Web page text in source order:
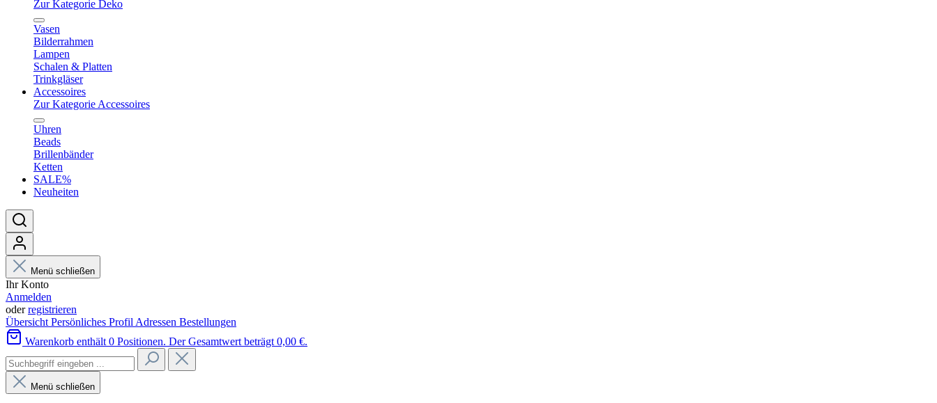
Zur Kategorie Deko
Vasen
Bilderrahmen
Lampen
Schalen & Platten
Trinkgläser
Accessoires
Zur Kategorie Accessoires
Uhren
Beads
Brillenbänder
Ketten
SALE%
Neuheiten
Menü schließen
Ihr Konto
Anmelden
oderregistrieren
Übersicht Persönliches Profil Adressen Bestellungen
Warenkorb enthält 0 Positionen. Der Gesamtwert beträgt 0,00 €.
Menü schließen